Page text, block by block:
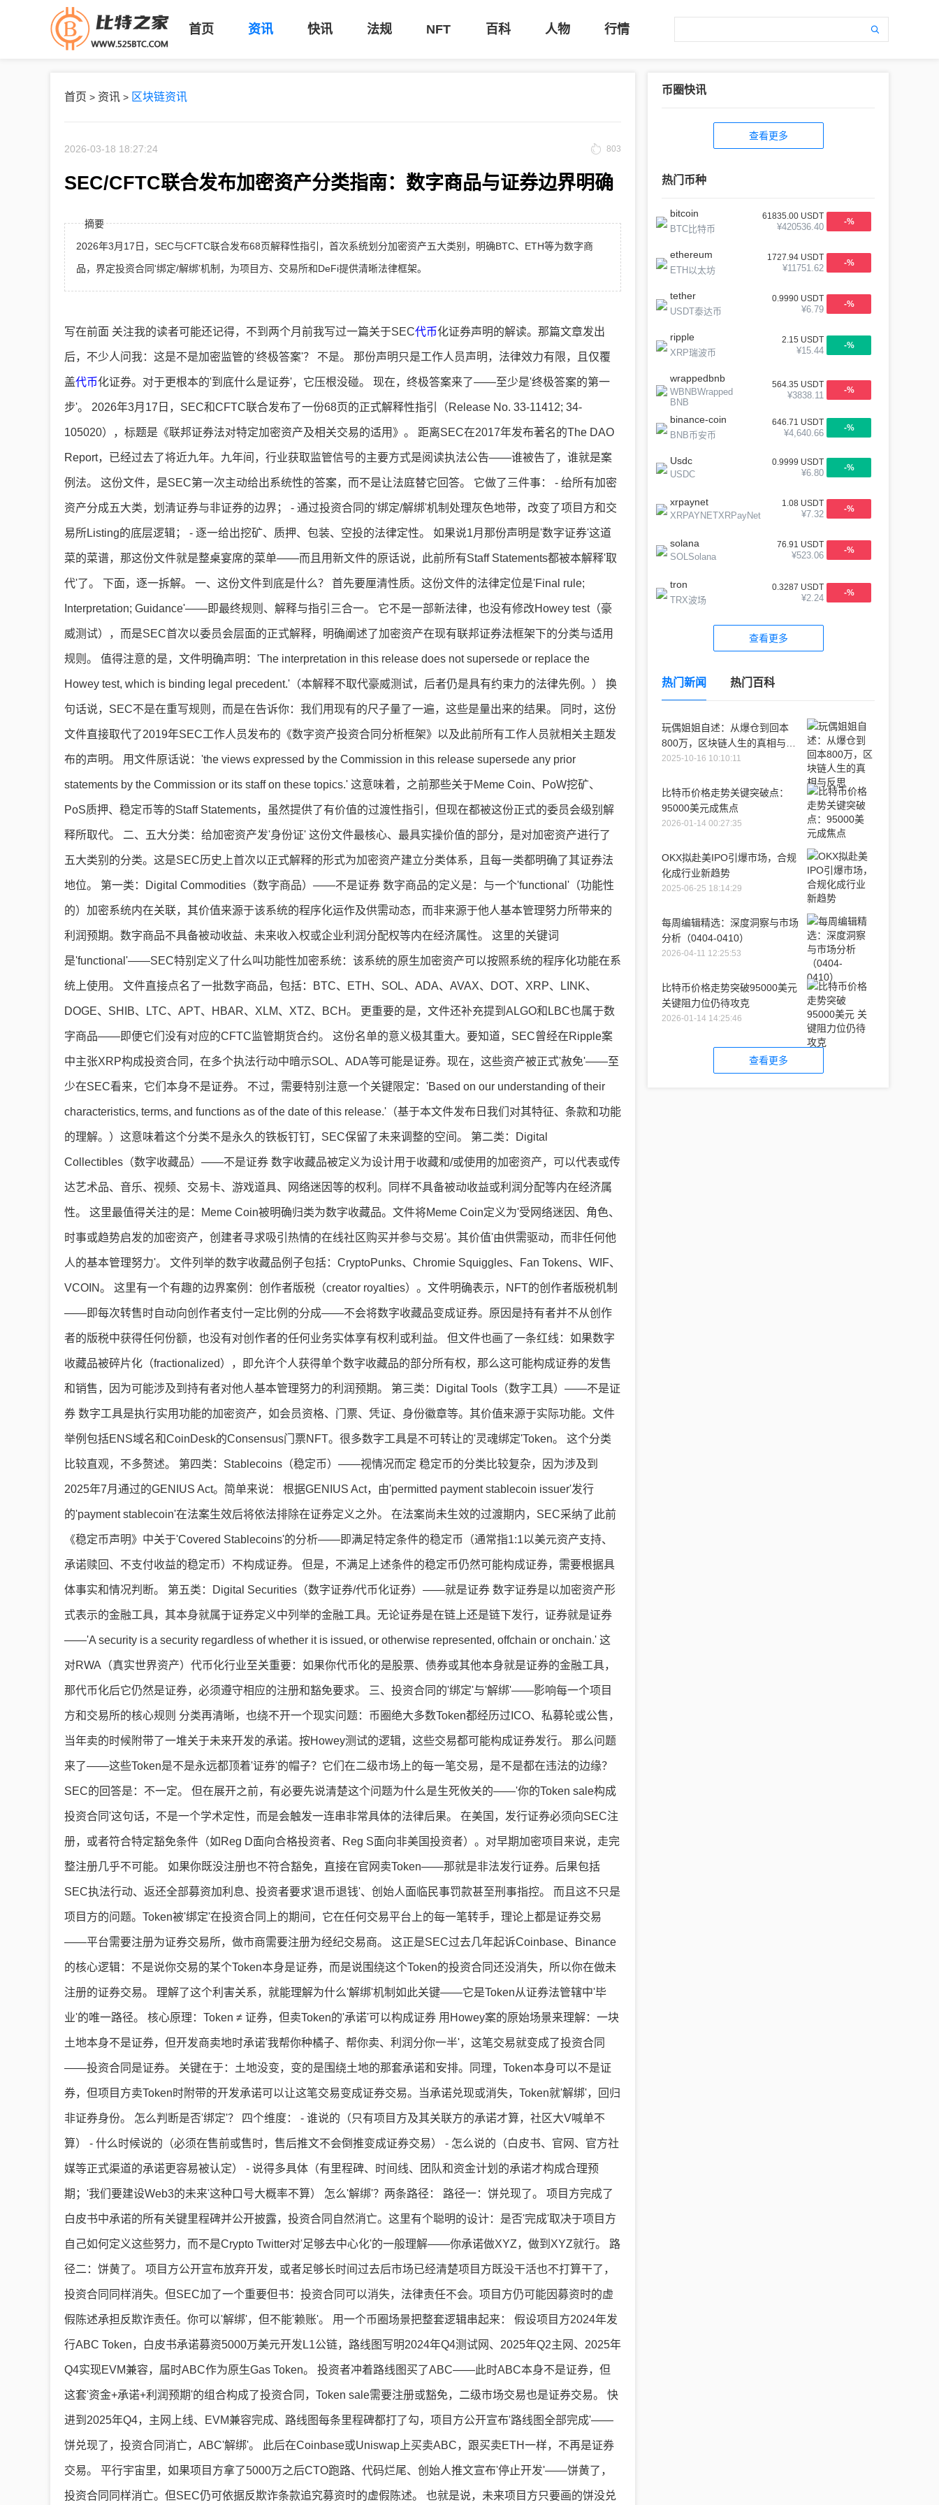
首页 资讯 快讯 法规 NFT 百科 人物 行情
首页 > 资讯 > 区块链资讯
2026-03-18 18:27:24 803
SEC/CFTC联合发布加密资产分类指南：数字商品与证券边界明确
摘要
2026年3月17日，SEC与CFTC联合发布68页解释性指引，首次系统划分加密资产五大类别，明确BTC、ETH等为数字商
品，界定投资合同'绑定/解绑'机制，为项目方、交易所和DeFi提供清晰法律框架。
写在前面 关注我的读者可能还记得，不到两个月前我写过一篇关于SEC代币化证券声明的解读。那篇文章发出
后，不少人问我：这是不是加密监管的'终极答案'？ 不是。 那份声明只是工作人员声明，法律效力有限，且仅覆
盖代币化证券。对于更根本的'到底什么是证券'，它压根没碰。 现在，终极答案来了——至少是'终极答案的第一
步'。 2026年3月17日，SEC和CFTC联合发布了一份68页的正式解释性指引（Release No. 33-11412; 34-
105020），标题是《联邦证券法对特定加密资产及相关交易的适用》。 距离SEC在2017年发布著名的The DAO
Report，已经过去了将近九年。九年间，行业获取监管信号的主要方式是阅读执法公告——谁被告了，谁就是案
例法。 这份文件，是SEC第一次主动给出系统性的答案，而不是让法庭替它回答。 它做了三件事： - 给所有加密
资产分成五大类，划清证券与非证券的边界； - 通过投资合同的'绑定/解绑'机制处理灰色地带，改变了项目方和交
易所Listing的底层逻辑； - 逐一给出挖矿、质押、包装、空投的法律定性。 如果说1月那份声明是'数字证券'这道
菜的菜谱，那这份文件就是整桌宴席的菜单——而且用新文件的原话说，此前所有Staff Statements都被本解释'取
代'了。 下面，逐一拆解。 一、这份文件到底是什么？ 首先要厘清性质。这份文件的法律定位是'Final rule;
Interpretation; Guidance'——即最终规则、解释与指引三合一。 它不是一部新法律，也没有修改Howey test（豪
威测试），而是SEC首次以委员会层面的正式解释，明确阐述了加密资产在现有联邦证券法框架下的分类与适用
规则。 值得注意的是，文件明确声明：'The interpretation in this release does not supersede or replace the
Howey test, which is binding legal precedent.'（本解释不取代豪威测试，后者仍是具有约束力的法律先例。） 换
句话说，SEC不是在重写规则，而是在告诉你：我们用现有的尺子量了一遍，这些是量出来的结果。 同时，这份
文件直接取代了2019年SEC工作人员发布的《数字资产投资合同分析框架》以及此前所有工作人员就相关主题发
布的声明。 用文件原话说：'the views expressed by the Commission in this release supersede any prior
statements by the Commission or its staff on these topics.' 这意味着，之前那些关于Meme Coin、PoW挖矿、
PoS质押、稳定币等的Staff Statements，虽然提供了有价值的过渡性指引，但现在都被这份正式的委员会级别解
释所取代。 二、五大分类：给加密资产发'身份证' 这份文件最核心、最具实操价值的部分，是对加密资产进行了
五大类别的分类。这是SEC历史上首次以正式解释的形式为加密资产建立分类体系，且每一类都明确了其证券法
地位。 第一类：Digital Commodities（数字商品）——不是证券 数字商品的定义是：与一个'functional'（功能性
的）加密系统内在关联，其价值来源于该系统的程序化运作及供需动态，而非来源于他人基本管理努力所带来的
利润预期。数字商品不具备被动收益、未来收入权或企业利润分配权等内在经济属性。 这里的关键词
是'functional'——SEC特别定义了什么叫功能性加密系统：该系统的原生加密资产可以按照系统的程序化功能在系
统上使用。 文件直接点名了一批数字商品，包括：BTC、ETH、SOL、ADA、AVAX、DOT、XRP、LINK、
DOGE、SHIB、LTC、APT、HBAR、XLM、XTZ、BCH。 更重要的是，文件还补充提到ALGO和LBC也属于数
字商品——即便它们没有对应的CFTC监管期货合约。 这份名单的意义极其重大。要知道，SEC曾经在Ripple案
中主张XRP构成投资合同，在多个执法行动中暗示SOL、ADA等可能是证券。现在，这些资产被正式'赦免'——至
少在SEC看来，它们本身不是证券。 不过，需要特别注意一个关键限定：'Based on our understanding of their
characteristics, terms, and functions as of the date of this release.'（基于本文件发布日我们对其特征、条款和功能
的理解。）这意味着这个分类不是永久的铁板钉钉，SEC保留了未来调整的空间。 第二类：Digital
Collectibles（数字收藏品）——不是证券 数字收藏品被定义为设计用于收藏和/或使用的加密资产，可以代表或传
达艺术品、音乐、视频、交易卡、游戏道具、网络迷因等的权利。同样不具备被动收益或利润分配等内在经济属
性。 这里最值得关注的是：Meme Coin被明确归类为数字收藏品。文件将Meme Coin定义为'受网络迷因、角色、
时事或趋势启发的加密资产，创建者寻求吸引热情的在线社区购买并参与交易'。其价值'由供需驱动，而非任何他
人的基本管理努力'。 文件列举的数字收藏品例子包括：CryptoPunks、Chromie Squiggles、Fan Tokens、WIF、
VCOIN。 这里有一个有趣的边界案例：创作者版税（creator royalties）。文件明确表示，NFT的创作者版税机制
——即每次转售时自动向创作者支付一定比例的分成——不会将数字收藏品变成证券。原因是持有者并不从创作
者的版税中获得任何份额，也没有对创作者的任何业务实体享有权利或利益。 但文件也画了一条红线：如果数字
收藏品被碎片化（fractionalized），即允许个人获得单个数字收藏品的部分所有权，那么这可能构成证券的发售
和销售，因为可能涉及到持有者对他人基本管理努力的利润预期。 第三类：Digital Tools（数字工具）——不是证
券 数字工具是执行实用功能的加密资产，如会员资格、门票、凭证、身份徽章等。其价值来源于实际功能。文件
举例包括ENS域名和CoinDesk的Consensus门票NFT。很多数字工具是不可转让的'灵魂绑定'Token。 这个分类
比较直观，不多赘述。 第四类：Stablecoins（稳定币）——视情况而定 稳定币的分类比较复杂，因为涉及到
2025年7月通过的GENIUS Act。简单来说： 根据GENIUS Act，由'permitted payment stablecoin issuer'发行
的'payment stablecoin'在法案生效后将依法排除在证券定义之外。 在法案尚未生效的过渡期内，SEC采纳了此前
《稳定币声明》中关于'Covered Stablecoins'的分析——即满足特定条件的稳定币（通常指1:1以美元资产支持、
承诺赎回、不支付收益的稳定币）不构成证券。 但是，不满足上述条件的稳定币仍然可能构成证券，需要根据具
体事实和情况判断。 第五类：Digital Securities（数字证券/代币化证券）——就是证券 数字证券是以加密资产形
式表示的金融工具，其本身就属于证券定义中列举的金融工具。无论证券是在链上还是链下发行，证券就是证券
——'A security is a security regardless of whether it is issued, or otherwise represented, offchain or onchain.' 这
对RWA（真实世界资产）代币化行业至关重要：如果你代币化的是股票、债券或其他本身就是证券的金融工具，
那代币化后它仍然是证券，必须遵守相应的注册和豁免要求。 三、投资合同的'绑定'与'解绑'——影响每一个项目
方和交易所的核心规则 分类再清晰，也绕不开一个现实问题：币圈绝大多数Token都经历过ICO、私募轮或公售，
当年卖的时候附带了一堆关于未来开发的承诺。按Howey测试的逻辑，这些交易都可能构成证券发行。 那么问题
来了——这些Token是不是永远都顶着'证券'的帽子？它们在二级市场上的每一笔交易，是不是都在违法的边缘？
SEC的回答是：不一定。 但在展开之前，有必要先说清楚这个问题为什么是生死攸关的——'你的Token sale构成
投资合同'这句话，不是一个学术定性，而是会触发一连串非常具体的法律后果。 在美国，发行证券必须向SEC注
册，或者符合特定豁免条件（如Reg D面向合格投资者、Reg S面向非美国投资者）。对早期加密项目来说，走完
整注册几乎不可能。 如果你既没注册也不符合豁免，直接在官网卖Token——那就是非法发行证券。后果包括
SEC执法行动、返还全部募资加利息、投资者要求'退币退钱'、创始人面临民事罚款甚至刑事指控。 而且这不只是
项目方的问题。Token被'绑定'在投资合同上的期间，它在任何交易平台上的每一笔转手，理论上都是证券交易
——平台需要注册为证券交易所，做市商需要注册为经纪交易商。 这正是SEC过去几年起诉Coinbase、Binance
的核心逻辑：不是说你交易的某个Token本身是证券，而是说围绕这个Token的投资合同还没消失，所以你在做未
注册的证券交易。 理解了这个利害关系，就能理解为什么'解绑'机制如此关键——它是Token从证券法管辖中'毕
业'的唯一路径。 核心原理：Token ≠ 证券，但卖Token的'承诺'可以构成证券 用Howey案的原始场景来理解：一块
土地本身不是证券，但开发商卖地时承诺'我帮你种橘子、帮你卖、利润分你一半'，这笔交易就变成了投资合同
——投资合同是证券。 关键在于：土地没变，变的是围绕土地的那套承诺和安排。同理，Token本身可以不是证
券，但项目方卖Token时附带的开发承诺可以让这笔交易变成证券交易。当承诺兑现或消失，Token就'解绑'，回归
非证券身份。 怎么判断是否'绑定'？ 四个维度： - 谁说的（只有项目方及其关联方的承诺才算，社区大V喊单不
算） - 什么时候说的（必须在售前或售时，售后推文不会倒推变成证券交易） - 怎么说的（白皮书、官网、官方社
媒等正式渠道的承诺更容易被认定） - 说得多具体（有里程碑、时间线、团队和资金计划的承诺才构成合理预
期；'我们要建设Web3的未来'这种口号大概率不算） 怎么'解绑'？两条路径： 路径一：饼兑现了。 项目方完成了
白皮书中承诺的所有关键里程碑并公开披露，投资合同自然消亡。这里有个聪明的设计：是否'完成'取决于项目方
自己如何定义这些努力，而不是Crypto Twitter对'足够去中心化'的一般理解——你承诺做XYZ，做到XYZ就行。 路
径二：饼黄了。 项目方公开宣布放弃开发，或者足够长时间过去后市场已经清楚项目方既没干活也不打算干了，
投资合同同样消失。但SEC加了一个重要但书：投资合同可以消失，法律责任不会。项目方仍可能因募资时的虚
假陈述承担反欺诈责任。你可以'解绑'，但不能'赖账'。 用一个币圈场景把整套逻辑串起来： 假设项目方2024年发
行ABC Token，白皮书承诺募资5000万美元开发L1公链，路线图写明2024年Q4测试网、2025年Q2主网、2025年
Q4实现EVM兼容，届时ABC作为原生Gas Token。 投资者冲着路线图买了ABC——此时ABC本身不是证券，但
这套'资金+承诺+利润预期'的组合构成了投资合同，Token sale需要注册或豁免，二级市场交易也是证券交易。 快
进到2025年Q4，主网上线、EVM兼容完成、路线图每条里程碑都打了勾，项目方公开宣布'路线图全部完成'——
饼兑现了，投资合同消亡，ABC'解绑'。 此后在Coinbase或Uniswap上买卖ABC，跟买卖ETH一样，不再是证券
交易。 平行宇宙里，如果项目方拿了5000万之后CTO跑路、代码烂尾、创始人推文宣布'停止开发'——饼黄了，
投资合同同样消亡。但SEC仍可依据反欺诈条款追究募资时的虚假陈述。 也就是说，未来项目方只要画的饼没兑
币圈快讯
查看更多
热门币种
bitcoin
BTC比特币
61835.00 USDT
¥420536.40 -%
ethereum
ETH以太坊
1727.94 USDT
¥11751.62 -%
tether
USDT泰达币
0.9990 USDT
¥6.79 -%
ripple
XRP瑞波币
2.15 USDT
¥15.44 -%
wrappedbnb
WBNBWrapped
BNB
564.35 USDT
¥3838.11 -%
binance-coin
BNB币安币
646.71 USDT
¥4,640.66 -%
Usdc
USDC
0.9999 USDT
¥6.80 -%
xrpaynet
XRPAYNETXRPayNet
1.08 USDT
¥7.32 -%
solana
SOLSolana
76.91 USDT
¥523.06 -%
tron
TRX波场
0.3287 USDT
¥2.24 -%
查看更多
热门新闻 热门百科
玩偶姐姐自述：从爆仓到回本
800万，区块链人生的真相与反
思
2025-10-16 10:10:11
比特币价格走势关键突破点：
95000美元成焦点
2026-01-14 00:27:35
OKX拟赴美IPO引爆市场，合规
化成行业新趋势
2025-06-25 18:14:29
每周编辑精选：深度洞察与市场
分析（0404-0410）
2026-04-11 12:25:53
比特币价格走势突破95000美元
关键阻力位仍待攻克
2026-01-14 14:25:46
查看更多